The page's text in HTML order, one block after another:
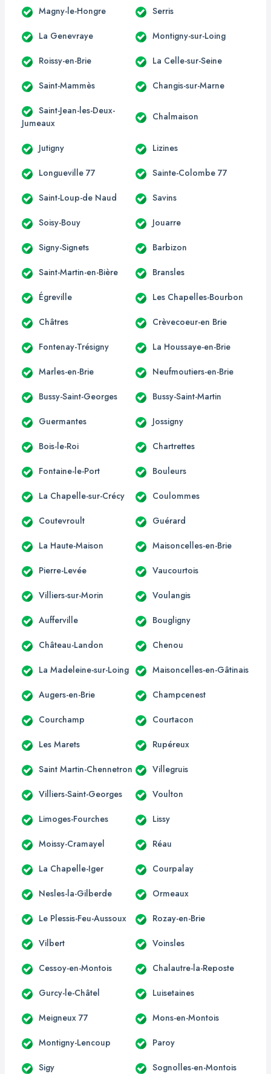
Magny-le-Hongre Serris
La Genevraye Montigny-sur-Loing
Roissy-en-Brie La Celle-sur-Seine
Saint-Mammès Changis-sur-Marne
Saint-Jean-les-Deux-
Jumeaux
Chalmaison
Jutigny Lizines
Longueville 77 Sainte-Colombe 77
Saint-Loup-de Naud Savins
Soisy-Bouy Jouarre
Signy-Signets Barbizon
Saint-Martin-en-Bière Bransles
Égreville Les Chapelles-Bourbon
Châtres Crèvecoeur-en Brie
Fontenay-Trésigny La Houssaye-en-Brie
Marles-en-Brie Neufmoutiers-en-Brie
Bussy-Saint-Georges Bussy-Saint-Martin
Guermantes Jossigny
Bois-le-Roi Chartrettes
Fontaine-le-Port Bouleurs
La Chapelle-sur-Crécy Coulommes
Coutevroult Guérard
La Haute-Maison Maisoncelles-en-Brie
Pierre-Levée Vaucourtois
Villiers-sur-Morin Voulangis
Aufferville Bougligny
Château-Landon Chenou
La Madeleine-sur-Loing Maisoncelles-en-Gâtinais
Augers-en-Brie Champcenest
Courchamp Courtacon
Les Marets Rupéreux
Saint Martin-Chennetron Villegruis
Villiers-Saint-Georges Voulton
Limoges-Fourches Lissy
Moissy-Cramayel Réau
La Chapelle-Iger Courpalay
Nesles-la-Gilberde Ormeaux
Le Plessis-Feu-Aussoux Rozay-en-Brie
Vilbert Voinsles
Cessoy-en-Montois Chalautre-la-Reposte
Gurcy-le-Châtel Luisetaines
Meigneux 77 Mons-en-Montois
Montigny-Lencoup Paroy
Sigy Sognolles-en-Montois